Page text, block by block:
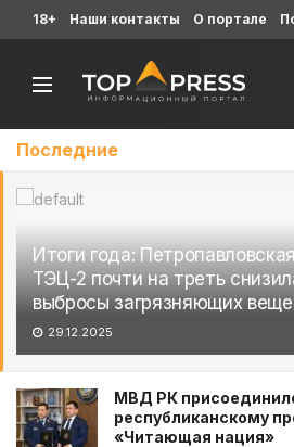
Последние
Итоги года: Петропавловская
ТЭЦ-2 почти на треть
выбросы загрязняющих
29.12.2025
МВД РК
республиканскому
«Читающая нация»
18+ Наши контакты О портале